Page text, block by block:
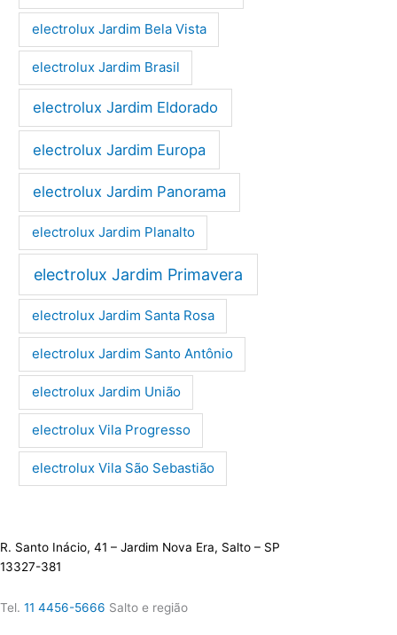
electrolux Jardim Bela Vista
electrolux Jardim Brasil
electrolux Jardim Eldorado
electrolux Jardim Europa
electrolux Jardim Panorama
electrolux Jardim Planalto
electrolux Jardim Primavera
electrolux Jardim Santa Rosa
electrolux Jardim Santo Antônio
electrolux Jardim União
electrolux Vila Progresso
electrolux Vila São Sebastião
R. Santo Inácio, 41 – Jardim Nova Era, Salto – SP
13327-381
Tel. 11 4456-5666 Salto e região